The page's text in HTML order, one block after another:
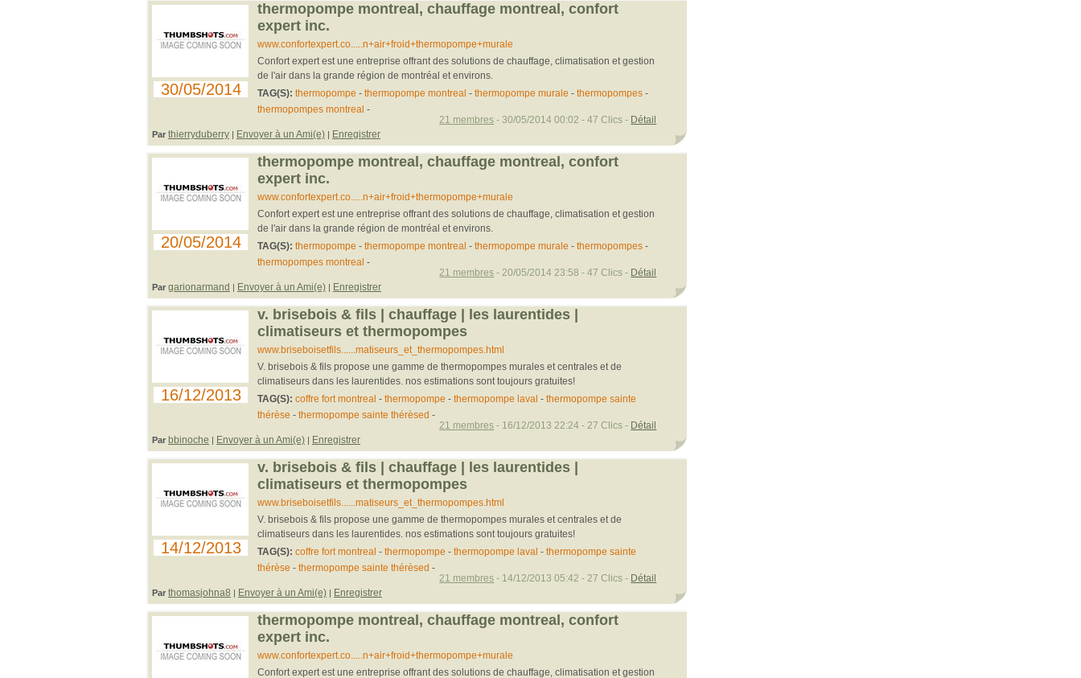
30/05/2014
thermopompe montreal, chauffage montreal, confort
expert inc.
www.confortexpert.co.....n+air+froid+thermopompe+murale
Confort expert est une entreprise offrant des solutions de chauffage, climatisation et gestion
de l'air dans la grande région de montréal et environs.
TAG(S): thermopompe - thermopompe montreal - thermopompe murale - thermopompes-
thermopompes montreal -
Par thierryduberry | Envoyer à un Ami(e) | Enregistrer
21 membres - 30/05/2014 00:02 - 47 Clics - Détail
20/05/2014
thermopompe montreal, chauffage montreal, confort
expert inc.
www.confortexpert.co.....n+air+froid+thermopompe+murale
Confort expert est une entreprise offrant des solutions de chauffage, climatisation et gestion
de l'air dans la grande région de montréal et environs.
TAG(S): thermopompe - thermopompe montreal - thermopompe murale - thermopompes-
thermopompes montreal -
Par garionarmand | Envoyer à un Ami(e) | Enregistrer
21 membres - 20/05/2014 23:58 - 47 Clics - Détail
16/12/2013
v. brisebois & fils | chauffage | les laurentides |
climatiseurs et thermopompes
www.briseboisetfils......matiseurs_et_thermopompes.html
V. brisebois & fils propose une gamme de thermopompes murales et centrales et de
climatiseurs dans les laurentides. nos estimations sont toujours gratuites!
TAG(S): coffre fort montreal - thermopompe - thermopompe laval - thermopompe sainte
thérèse - thermopompe sainte thérèsed -
Par bbinoche | Envoyer à un Ami(e) | Enregistrer
21 membres - 16/12/2013 22:24 - 27 Clics - Détail
14/12/2013
v. brisebois & fils | chauffage | les laurentides |
climatiseurs et thermopompes
www.briseboisetfils......matiseurs_et_thermopompes.html
V. brisebois & fils propose une gamme de thermopompes murales et centrales et de
climatiseurs dans les laurentides. nos estimations sont toujours gratuites!
TAG(S): coffre fort montreal - thermopompe - thermopompe laval - thermopompe sainte
thérèse - thermopompe sainte thérèsed -
Par thomasjohna8 | Envoyer à un Ami(e) | Enregistrer
21 membres - 14/12/2013 05:42 - 27 Clics - Détail
thermopompe montreal, chauffage montreal, confort
expert inc.
www.confortexpert.co.....n+air+froid+thermopompe+murale
Confort expert est une entreprise offrant des solutions de chauffage, climatisation et gestion